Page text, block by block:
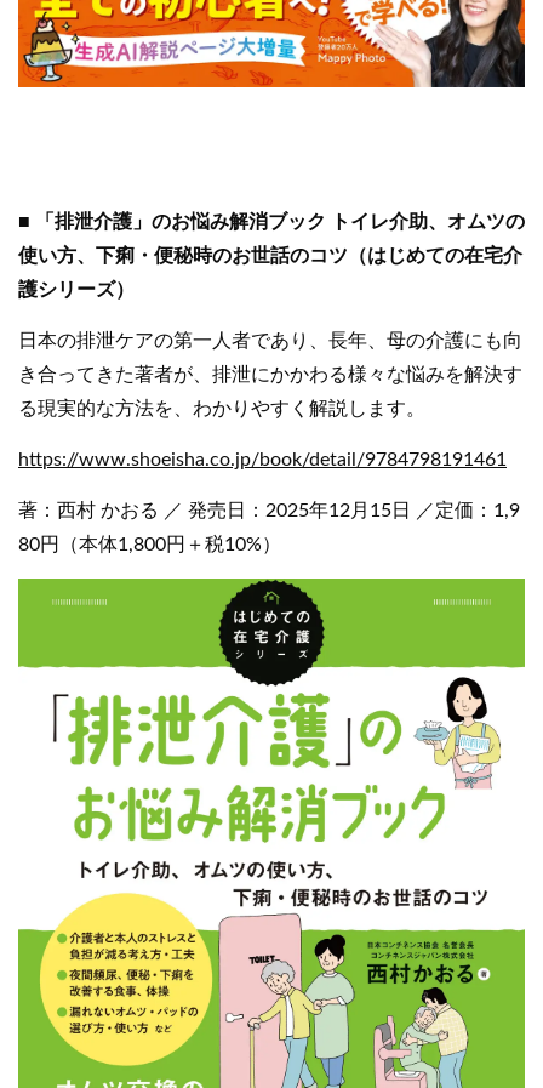
■ 「排泄介護」のお悩み解消ブック トイレ介助、オムツの
使い方、下痢・便秘時のお世話のコツ（はじめての在宅介
護シリーズ）
日本の排泄ケアの第一人者であり、長年、母の介護にも向
き合ってきた著者が、排泄にかかわる様々な悩みを解決す
る現実的な方法を、わかりやすく解説します。
https://www.shoeisha.co.jp/book/detail/9784798191461
著：西村 かおる ／ 発売日：2025年12月15日 ／定価：1,9
80円（本体1,800円＋税10%）